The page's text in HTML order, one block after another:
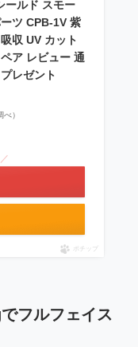
ールド スモー
ツ CPB-1V 紫
収 UV カット
ア レビュー 通
レゼント
）
ポチップ
フルフェイス